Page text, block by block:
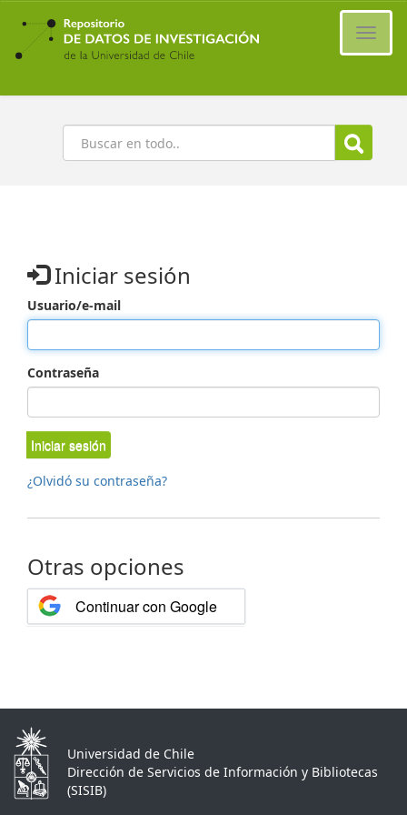
Ir
contenido
principal
Buscar
Iniciar sesión
Usuario/e-mail
Contraseña
Iniciar sesión
¿Olvidó su contraseña?
Otras opciones
Continuar con Google
Universidad de Chile
Dirección de Servicios de Información y Bibliotecas
(SISIB)